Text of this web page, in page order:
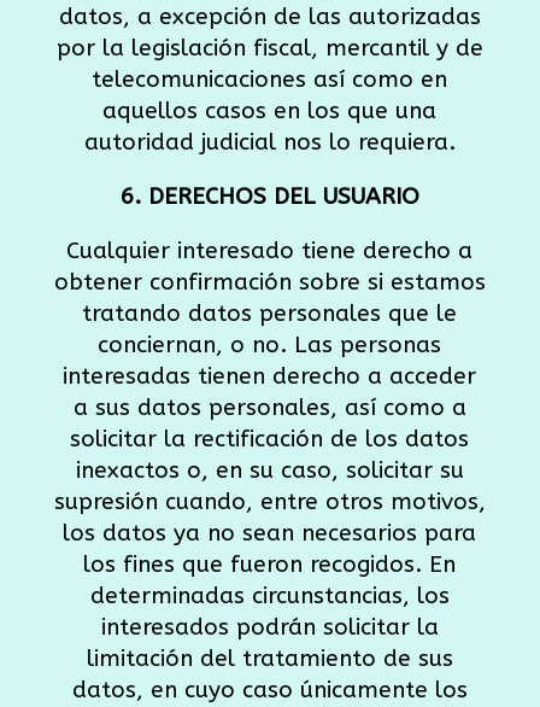
datos, a excepción de las autorizadas
por la legislación fiscal, mercantil y de
telecomunicaciones así como en
aquellos casos en los que una
autoridad judicial nos lo requiera.
6. DERECHOS DEL USUARIO
Cualquier interesado tiene derecho a
obtener confirmación sobre si estamos
tratando datos personales que le
conciernan, o no. Las personas
interesadas tienen derecho a acceder
a sus datos personales, así como a
solicitar la rectificación de los datos
inexactos o, en su caso, solicitar su
supresión cuando, entre otros motivos,
los datos ya no sean necesarios para
los fines que fueron recogidos. En
determinadas circunstancias, los
interesados podrán solicitar la
limitación del tratamiento de sus
datos, en cuyo caso únicamente los